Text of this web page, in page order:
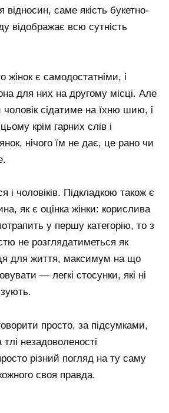
відносин, саме якість букетно-
відображає всю сутність
жінок є самодостатніми, і
для них на другому місці. Але
сідатиме на їхню шию, і
крім гарних слів і
нічого їм не дає, це рано чи
і чоловіків. Підкладкою також є
як є оцінка жінки: корислива
у першу категорію, то з
не розглядатиметься як
для життя, максимум на що
— легкі стосунки, які ні
просто, за підсумками,
незадоволеності
різний погляд на ту саму
своя правда.